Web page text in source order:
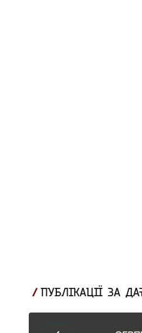
ПУБЛІКАЦІЇ ЗА